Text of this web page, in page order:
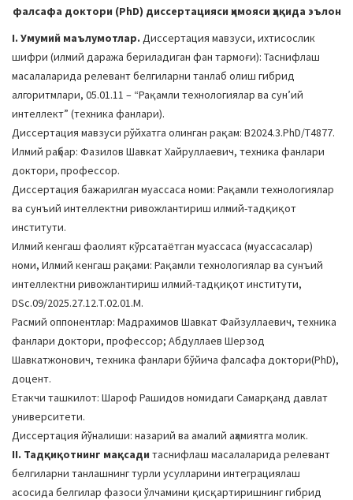
v
g
a
t
i
o
n
фалсафа доктори (PhD) диссертацияси ҳимояси ҳақида эълон
I. Умумий маълумотлар. Диссертация мавзуси, ихтисослик
шифри (илмий даража бериладиган фан тармоғи): Таснифлаш
масалаларида релевант белгиларни танлаб олиш гибрид
алгоритмлари, 05.01.11 – “Рақамли технологиялар ва сунʼий
интеллект” (техника фанлари).
Диссертация мавзуси рўйхатга олинган рақам: В2024.3.PhD/Т4877.
Илмий раҳбар: Фазилов Шавкат Хайруллаевич, техника фанлари
доктори, профессор.
Диссертация бажарилган муассаса номи: Рақамли технологиялар
ва сунъий интеллектни ривожлантириш илмий-тадқиқот
институти.
Илмий кенгаш фаолият кўрсатаётган муассаса (муассасалар)
номи, Илмий кенгаш рақами: Рақамли технологиялар ва сунъий
интеллектни ривожлантириш илмий-тадқиқот институти,
DSc.09/2025.27.12.Т.02.01.М.
Расмий оппонентлар: Мадрахимов Шавкат Файзуллаевич, техника
фанлари доктори, профессор; Абдуллаев Шерзод
Шавкатжонович, техника фанлари бўйича фалсафа доктори(PhD),
доцент.
Етакчи ташкилот: Шароф Рашидов номидаги Самарқанд давлат
университети.
Диссертация йўналиши: назарий ва амалий аҳамиятга молик.
II. Тадқиқотнинг мақсади таснифлаш масалаларида релевант
белгиларни танлашнинг турли усулларини интеграциялаш
асосида белгилар фазоси ўлчамини қисқартиришнинг гибрид